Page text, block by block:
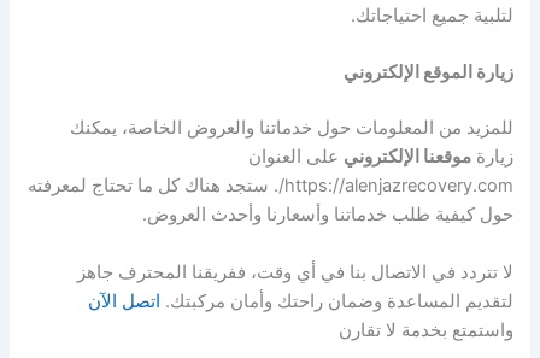
لتلبية جميع احتياجاتك.
زيارة الموقع الإلكتروني
للمزيد من المعلومات حول خدماتنا والعروض الخاصة، يمكنك
زيارةموقعنا الإلكتروني على العنوان
https://alenjazrecovery.com/. ستجد هناك كل ما تحتاج لمعرفته
حول كيفية طلب خدماتنا وأسعارنا وأحدث العروض.
لا تتردد في الاتصال بنا في أي وقت، ففريقنا المحترف جاهز
لتقديم المساعدة وضمان راحتك وأمان مركبتك. اتصل الآن
واستمتع بخدمة لا تقارن